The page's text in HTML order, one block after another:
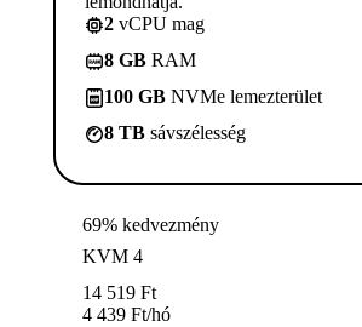
2 vCPU mag
8 GB RAM
100 GB NVMe lemezterület
8 TB sávszélesség
69% kedvezmény
KVM 4
14 519 Ft
4 439 Ft/hó